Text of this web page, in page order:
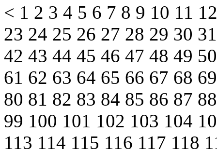
< 1 2 3 4 5 6 7 8 9 10 11
23 24 25 26 27 28 29 30
42 43 44 45 46 47 48 49
61 62 63 64 65 66 67 68
80 81 82 83 84 85 86 87
99 100 101 102 103 104
113 114 115 116 117 118